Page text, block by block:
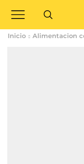
Inicio Alimentacion